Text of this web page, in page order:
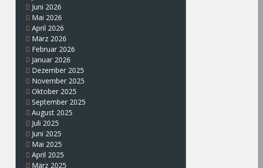
Juni 2026
Mai 2026
April 2026
März 2026
Februar 2026
Januar 2026
Dezember 2025
November 2025
Oktober 2025
September 2025
August 2025
Juli 2025
Juni 2025
Mai 2025
April 2025
März 2025